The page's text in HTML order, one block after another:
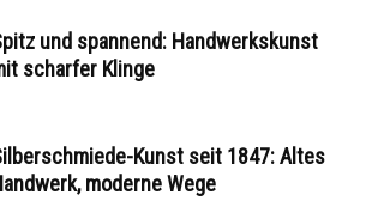
und spannend: Handwerkskunst
scharfer Klinge
Kunst seit 1847: Altes
moderne Wege